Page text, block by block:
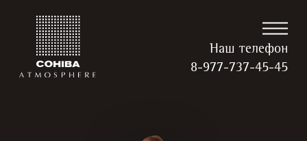
Наш телефон
8-977-737-45-45